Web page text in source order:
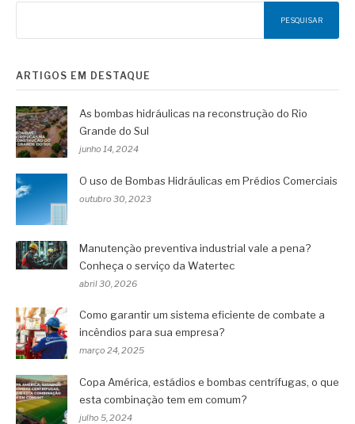
PESQUISAR
ARTIGOS EM DESTAQUE
As bombas hidráulicas na reconstrução do Rio
Grande do Sul
junho 14, 2024
O uso de Bombas Hidráulicas em Prédios Comerciais
outubro 30, 2023
Manutenção preventiva industrial vale a pena?
Conheça o serviço da Watertec
abril 30, 2026
Como garantir um sistema eficiente de combate a
incêndios para sua empresa?
março 24, 2025
Copa América, estádios e bombas centrífugas, o que
esta combinação tem em comum?
julho 5, 2024